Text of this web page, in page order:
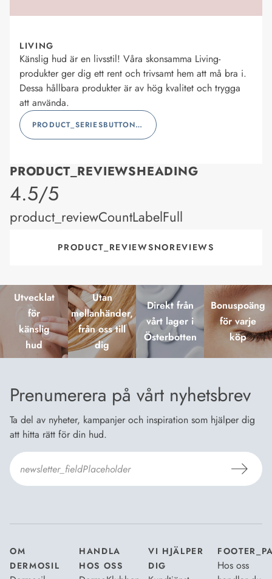
LIVING
Känslig hud är en livsstil! Våra skonsamma Living-
produkter ger dig ett rent och trivsamt hem att må bra i.
Dessa hållbara produkter är av hög kvalitet och trygga
att använda.
PRODUCT_SERIESBUTTONLABEL
PRODUCT_REVIEWSHEADING
product_rating
4.5/5
product_reviewCountLabelFull
PRODUCT_REVIEWSNOREVIEWS
Utvecklat
för
känslig
hud
Utan
mellanhänder,
från oss till
dig
Direkt från
vårt lager i
Österbotten
Bonuspoäng
för varje
köp
Prenumerera på vårt nyhetsbrev
Ta del av nyheter, kampanjer och inspiration som hjälper dig
att hitta rätt för din hud.
OM
DERMOSIL
HANDLA
HOS OSS
VI HJÄLPER
DIG
Hos oss